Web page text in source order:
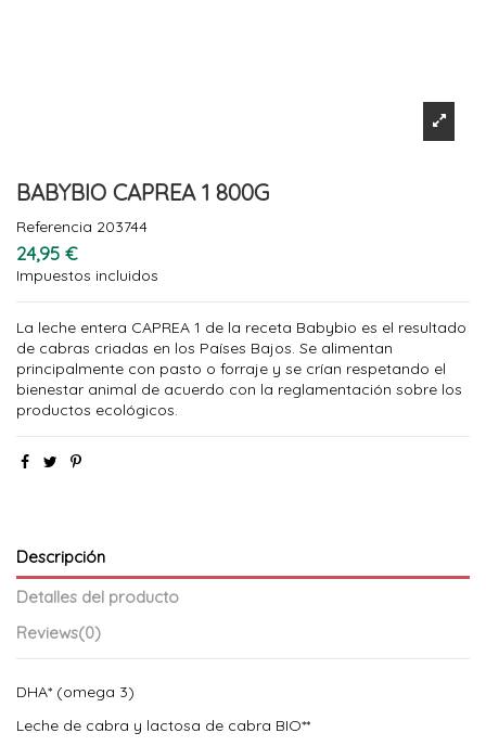
BABYBIO CAPREA 1 800G
Referencia 203744
24,95 €
Impuestos incluidos
La leche entera CAPREA 1 de la receta Babybio es el resultado
de cabras criadas en los Países Bajos. Se alimentan
principalmente con pasto o forraje y se crían respetando el
bienestar animal de acuerdo con la reglamentación sobre los
productos ecológicos.
Descripción
Detalles del producto
Reviews(0)
DHA* (omega 3)
Leche de cabra y lactosa de cabra BIO**